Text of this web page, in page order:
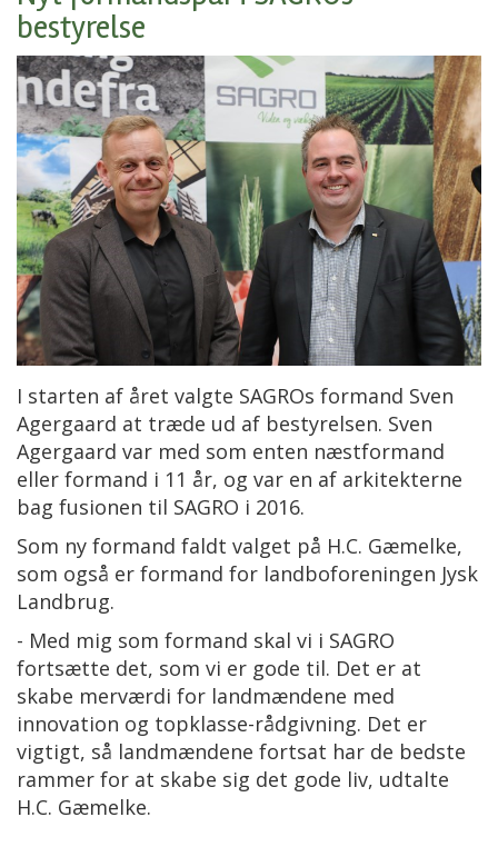
bestyrelse
I starten af året valgte SAGROs formand Sven
Agergaard at træde ud af bestyrelsen. Sven
Agergaard var med som enten næstformand
eller formand i 11 år, og var en af arkitekterne
bag fusionen til SAGRO i 2016.
Som ny formand faldt valget på H.C. Gæmelke,
som også er formand for landboforeningen Jysk
Landbrug.
- Med mig som formand skal vi i SAGRO
fortsætte det, som vi er gode til. Det er at
skabe merværdi for landmændene med
innovation og topklasse-rådgivning. Det er
vigtigt, så landmændene fortsat har de bedste
rammer for at skabe sig det gode liv, udtalte
H.C. Gæmelke.